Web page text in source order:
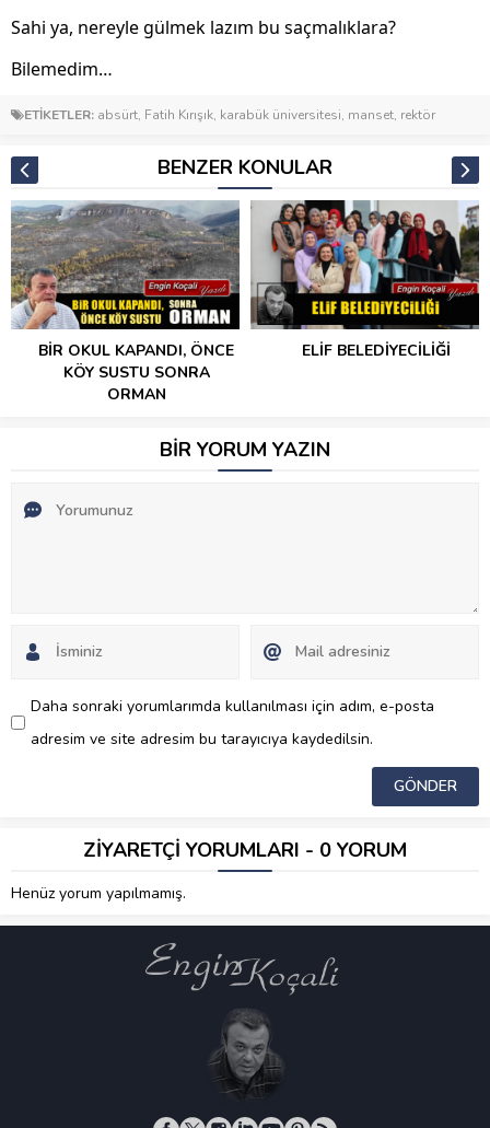
Sahi ya, nereyle gülmek lazım bu saçmalıklara?
Bilemedim…
ETİKETLER: absürt, Fatih Kırışık, karabük üniversitesi, manset, rektör
BENZER KONULAR
BİR OKUL KAPANDI, ÖNCE
KÖY SUSTU SONRA
ORMAN
ELİF BELEDİYECİLİĞİ
BİR YORUM YAZIN
Daha sonraki yorumlarımda kullanılması için adım, e-posta
adresim ve site adresim bu tarayıcıya kaydedilsin.
ZİYARETÇİ YORUMLARI - 0 YORUM
Henüz yorum yapılmamış.